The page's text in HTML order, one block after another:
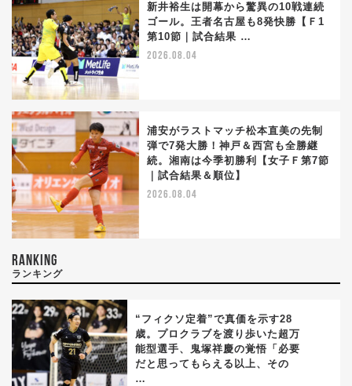
新井裕生は開幕から驚異の10戦連続
ゴール。王者名古屋も8発快勝【Ｆ1
第10節｜試合結果 …
2026.08.04
浦安がラストマッチ松本直美の先制
弾で7発大勝！神戸＆西宮も全勝継
続。湘南は今季初勝利【女子Ｆ第7節
｜試合結果＆順位】
2026.08.04
RANKING
ランキング
“フィクソ定着”で真価を示す28
歳。プロクラブを渡り歩いた超万
能型選手、鬼塚祥慶の覚悟「必要
だと思ってもらえる以上、その
…